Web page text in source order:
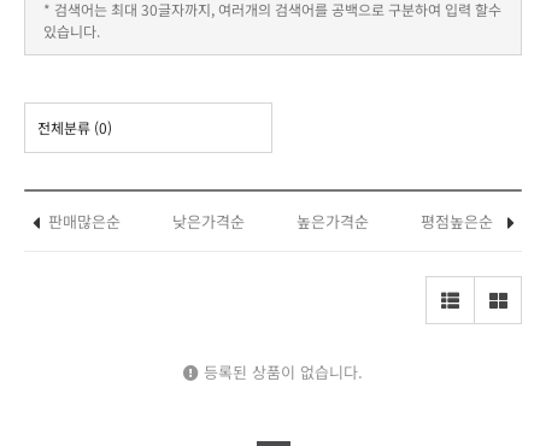
* 검색어는 최대 30글자까지, 여러개의 검색어를 공백으로 구분하여 입력 할수
있습니다.
전체분류 (0)
판매많은순 낮은가격순 높은가격순 평점높은순
등록된 상품이 없습니다.